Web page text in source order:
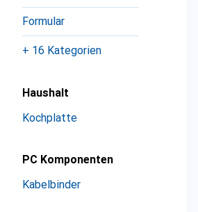
Formular
+ 16 Kategorien
Haushalt
Kochplatte
PC Komponenten
Kabelbinder